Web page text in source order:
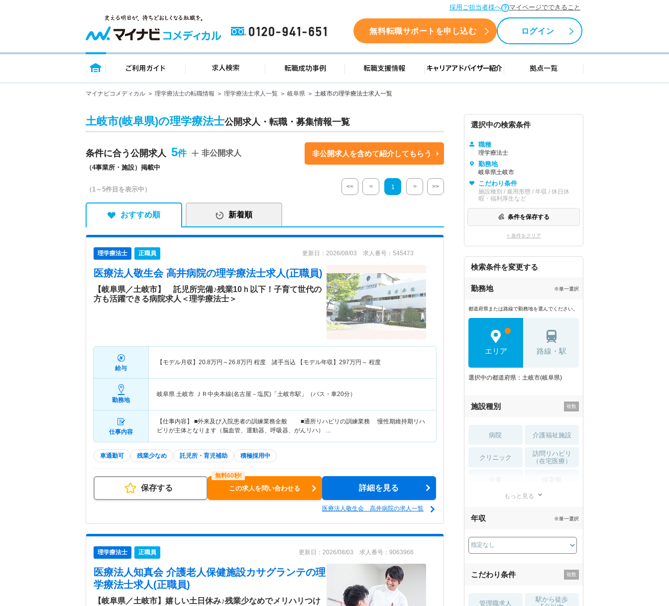
採用ご担当者様へ マイページでできること
0120-941-651 無料転職サポートを申し込む ログイン
トップページ ご利用ガイド 求人検索 転職成功事例 転職支援情報 キャリアアドバイザー紹介 拠点一覧
マイナビコメディカル 理学療法士の転職情報 理学療法士求人一覧 岐阜県 土岐市の理学療法士求人一覧
土岐市(岐阜県)の理学療法士公開求人・転職・募集情報一覧
条件に合う公開求人 5
（4事業所・施設）掲載中
非公開求人 非公開求人を含めて紹介してもらう
（1～5件目を表示中） << < 1 > >>
おすすめ順 新着順
理学療法士 正職員 更新日：2026/08/03 求人番号：545473
医療法人敬生会 高井病院の理学療法士求人(正職員)
【岐阜県／土岐市】 託児所完備♪残業10ｈ以下！子育て世代の
方も活躍できる病院求人＜理学療法士＞
給与
【モデル月収】 20.8万円～26.8万円 程度 諸手当込 【モデル年収】 297万円～ 程度
勤務地
岐阜県 土岐市 ＪＲ中央本線(名古屋－塩尻)「土岐市駅」（バス・車20分）
仕事内容
【仕事内容】 ■外来及び入院患者の訓練業務全般 ■通所リハビリの訓練業務 慢性期維持期リハ
ビリが主体となります（脳血管、運動器、呼吸器、がんリハ） …
車通勤可 残業少なめ 託児所・育児補助 積極採用中
保存する この求人を問い合わせる 詳細を見る
医療法人敬生会 高井病院の求人一覧
理学療法士 正職員 更新日：2026/08/03 求人番号：9063966
医療法人知真会 介護老人保健施設カサグランテの理
学療法士求人(正職員)
【岐阜県／土岐市】嬉しい土日休み♪残業少なめでメリハリつけ
選択中の検索条件
職種
理学療法士
勤務地
岐阜県土岐市
こだわり条件
施設種別 / 雇用形態 / 年収 / 休日休
暇・福利厚生など
条件を保存する
× 条件をクリア
検索条件を変更する
勤務地 ※単一選択
都道府県または路線で勤務地を選んでください。
エリア 路線・駅
選択中の都道府県：土岐市(岐阜県)
施設種別
病院 介護福祉施設
クリニック
訪問リハビリ
（在宅医療）
薬局・
もっと見る
年収 ※単一選択
こだわり条件
管理職求人
駅から徒歩